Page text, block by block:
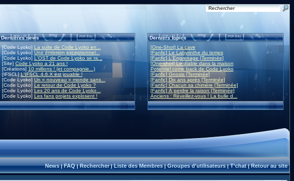
Dernières news
[Code Lyoko] La suite de Code Lyoko en...
[Code Lyoko]Une émission exceptionnel...
[Code Lyoko] L'OST de Code Lyoko se ra...
[Site] Code Lyoko a 21 ans !
[Créations] 10 millions ! (et compagnie...)
[IFSCL]L'IFSCL 4.6.X est jouable !
[Code Lyoko] Un « nouveau » monde sans...
[Code Lyoko] Le retour de Code Lyoko ?
[Code Lyoko] Les 20 ans de Code Lyoko...
[Code Lyoko] Les fans projets explosent !
Derniers topics
[One-Shot] La cave
[Fanfic] Le Labyrinthe du temps
[Fanfic] L'Engrenage [Terminée]
[One-shot] Le diable dans la maison
Potentiel come back de Code Lyoko
[Fanfic] Gnosis [Terminée]
[Fanfic] Dix ans après [Terminée]
[Fanfic] Chacun sa chimère [Terminée]
[Fanfic] À perdre la raison [Terminée]
Anciens : Réveillez-vous ! La bulle d...
News|FAQ|Rechercher|Liste des Membres|Groupes d'utilisateurs|T'chat|Retour au site